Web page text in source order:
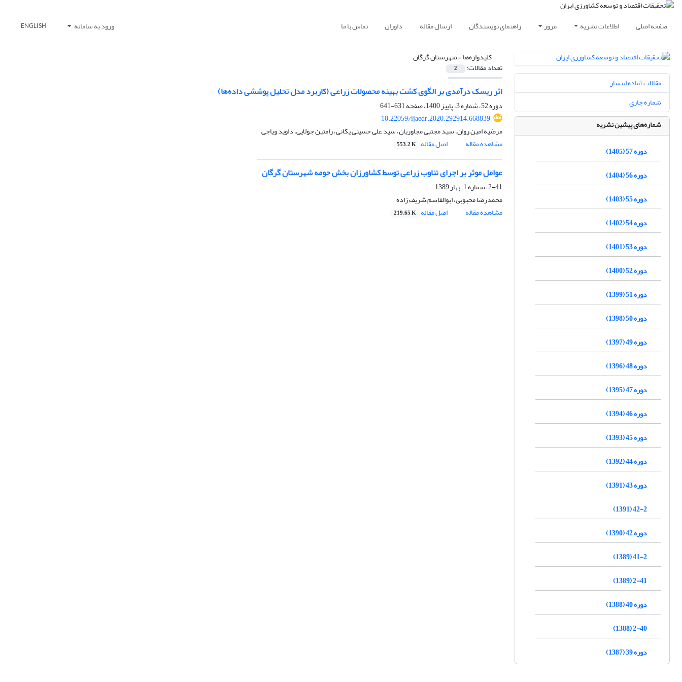
صفحه اصلی اطلاعات نشریه مرور راهنمای نویسندگان ارسال مقاله داوران تماس با ما ورود به سامانه ENGLISH
کلیدواژه‌ها =شهرستان گرگان
تعداد مقالات: 2
اثر ریسک درآمدی بر الگوی کشت بهینه محصولات زراعی (کاربرد مدل تحلیل پوششی داده‌ها)
دوره 52، شماره 3، پاییز 1400، صفحه
631-641
10.22059/ijaedr.2020.292914.668839
مرضیه امین روان، سید مجتبی مجاوریان، سید علی حسینی یکانی، رامتین جولایی، داوید ویاجی
مشاهده مقاله
اصل مقاله 553.2 K
عوامل موثر بر اجرای تناوب زراعی توسط کشاورزان بخش حومه شهرستان گرگان
2-41، شماره 1، بهار 1389
محمدرضا محبوبی، ابوالقاسم َشریف زاده
مشاهده مقاله
اصل مقاله 219.65 K
مقالات آماده انتشار
شماره جاری
شماره‌های پیشین نشریه
دوره 57 (1405)
دوره 56 (1404)
دوره 55 (1403)
دوره 54 (1402)
دوره 53 (1401)
دوره 52 (1400)
دوره 51 (1399)
دوره 50 (1398)
دوره 49 (1397)
دوره 48 (1396)
دوره 47 (1395)
دوره 46 (1394)
دوره 45 (1393)
دوره 44 (1392)
دوره 43 (1391)
42-2 (1391)
دوره 42 (1390)
41-2 (1389)
2-41 (1389)
دوره 40 (1388)
2-40 (1388)
دوره 39 (1387)